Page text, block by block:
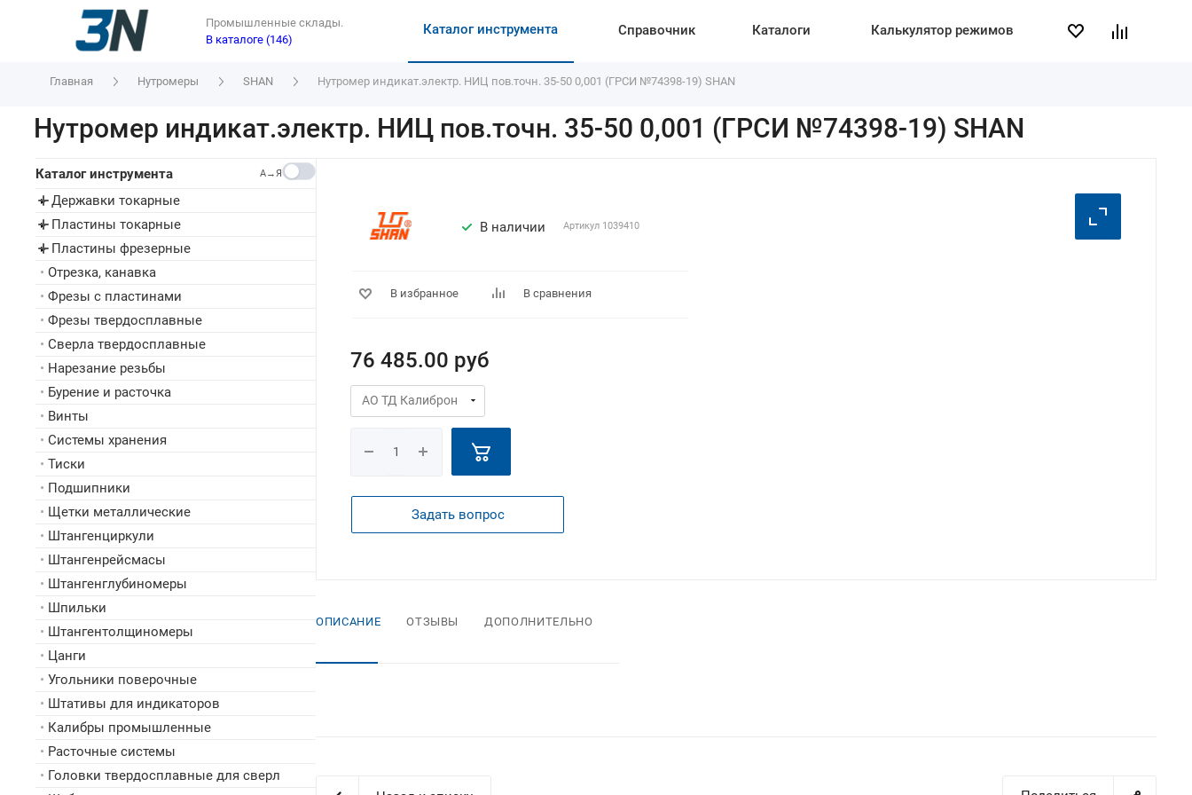
Промышленные склады.
В каталоге (146)
Каталог инструмента Справочник Каталоги Калькулятор режимов
Главная Нутромеры SHAN Нутромер индикат.электр. НИЦ пов.точн. 35-50 0,001 (ГРСИ №74398-19) SHAN
Нутромер индикат.электр. НИЦ пов.точн. 35-50 0,001 (ГРСИ №74398-19) SHAN
В наличии Артикул 1039410
В избранное В сравнения
76 485.00 руб
Задать вопрос
ОПИСАНИЕ ОТЗЫВЫ ДОПОЛНИТЕЛЬНО
Каталог инструмента A→Я
▸ Державки токарные
▸ Пластины токарные
▸ Пластины фрезерные
• Отрезка, канавка
• Фрезы с пластинами
• Фрезы твердосплавные
• Сверла твердосплавные
• Нарезание резьбы
• Бурение и расточка
• Винты
• Системы хранения
• Тиски
• Подшипники
• Щетки металлические
• Штангенциркули
• Штангенрейсмасы
• Штангенглубиномеры
• Шпильки
• Штангентолщиномеры
• Цанги
• Угольники поверочные
• Штативы для индикаторов
• Калибры промышленные
• Расточные системы
• Головки твердосплавные для сверл